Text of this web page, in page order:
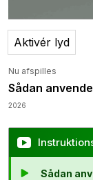
Aktivér lyd
Nu afspilles
Sådan
2026
Sådan